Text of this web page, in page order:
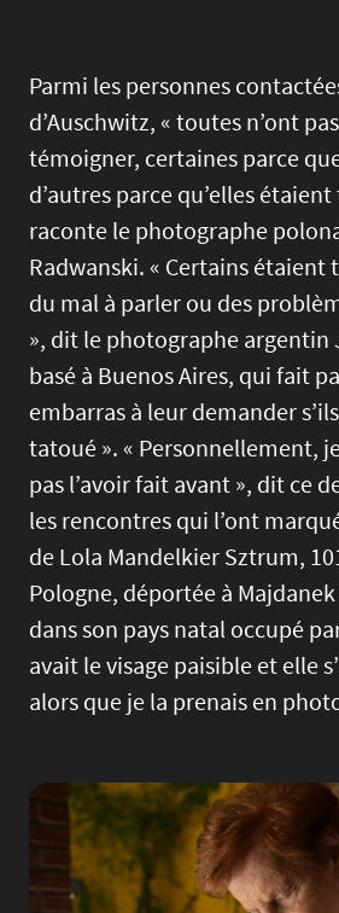
Parmi les personnes
d’Auschwitz, « toutes n’ont
témoigner, certaines parce
d’autres parce qu’elles
raconte le photographe
Radwanski. « Certains étaient
du mal à parler ou des
», dit le photographe argentin
basé à Buenos Aires, qui fait
embarras à leur demander
tatoué ». « Personnellement,
pas l’avoir fait avant », dit ce
les rencontres qui l’ont
de Lola Mandelkier Sztrum,
Pologne, déportée à
dans son pays natal occupé
avait le visage paisible et elle
alors que je la prenais en
Image